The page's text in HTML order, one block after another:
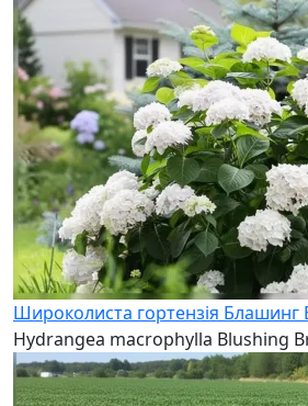
Широколиста гортензія Блашинг
Hydrangea macrophylla Blushing